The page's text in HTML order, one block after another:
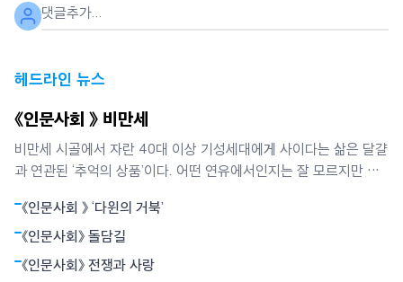
헤드라인 뉴스
《인문사회 》 비만세
비만세 시골에서 자란 40대 이상 기성세대에게 사이다는 삶은 달걀
과 연관된 ‘추억의 상품’이다. 어떤 연유에서인지는 잘 모르지만 사
‘실과 바늘’ 같은 존재였다. 달걀을 먹으면서 목이 메지 않게 하거나
소화를 돕는 기능은 두번째였고, 당시에는 매우 귀했던 탄산음료 특
유의 톡 쏘는 맛이
《인문사회 》 ‘다윈의 거북’
《인문사회》 돌담길
《인문사회》 전쟁과 사랑